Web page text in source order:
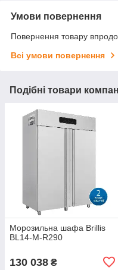
Умови повернення
Повернення товару
Всі умови повернення
Подібні товари
Морозильна шафа Brillis
BL14-M-R290
130 038 ₴